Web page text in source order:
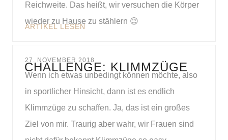
Reichweite. Das heißt, wir versuchen die Körper
wieder zu Hause zu stählern 😉
ARTIKEL LESEN
27. NOVEMBER 2018
CHALLENGE: KLIMMZÜGE
Wenn ich etwas unbedingt können möchte, also
in sportlicher Hinsicht, dann ist es endlich
Klimmzüge zu schaffen. Ja, das ist ein großes
Ziel von mir. Traurig aber wahr, wir Frauen sind